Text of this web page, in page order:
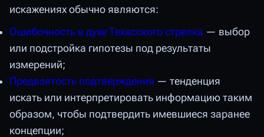
искажениях обычно являются:
Ошибочность в духе Техасского стрелка — выбор
или подстройка гипотезы под результаты
измерений;
Предвзятость подтверждения — тенденция
искать или интерпретировать информацию таким
образом, чтобы подтвердить имевшиеся заранее
концепции;